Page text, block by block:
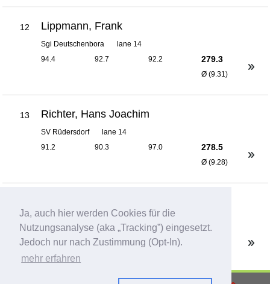
Ja, auch hier werden Cookies für die
Nutzungsanalyse (aka „Tracking”) eingesetzt.
Jedoch nur nach Zustimmung (Opt-In).
mehr erfahren
12 Lippmann, Frank
Sgi Deutschenbora
lane 14
94.4
92.7 92.2 279.3
Ø (9.31)
13 Richter, Hans Joachim
SV Rüdersdorf
lane 14
91.2
90.3 97.0 278.5
Ø (9.28)
90.3
83.8 91.1